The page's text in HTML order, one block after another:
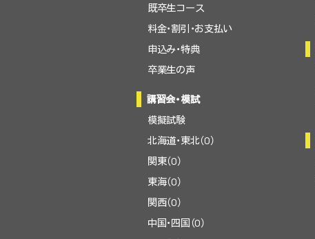
既卒生コース
料金・割引・お支払い
申込み・特典
卒業生の声
講習会・模試
模擬試験
北海道・東北（0）
関東（0）
東海（0）
関西（0）
中国・四国（0）